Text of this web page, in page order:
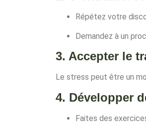
Répétez votre
Demandez à un
3. Accepter le
Le stress peut être un
4. Développer
Faites des